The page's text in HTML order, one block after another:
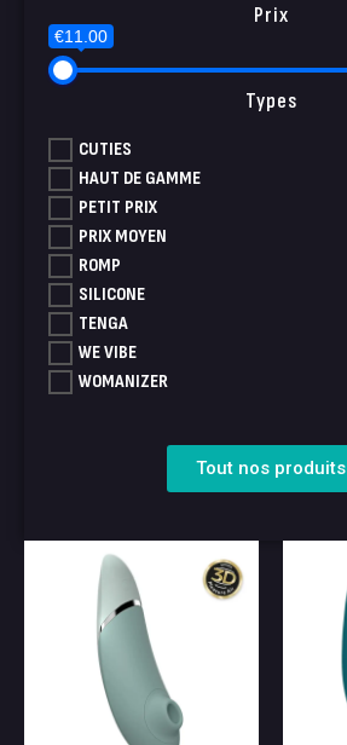
Prix
€11.00
Types
CUTIES
HAUT DE GAMME
PETIT PRIX
PRIX MOYEN
ROMP
SILICONE
TENGA
WE VIBE
WOMANIZER
Tout nos produits